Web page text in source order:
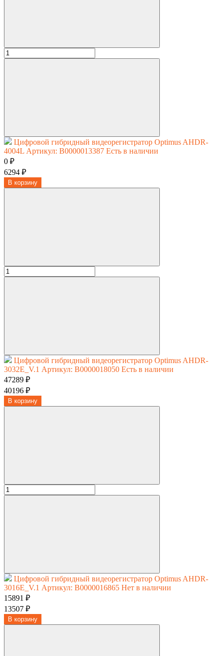
Цифровой гибридный видеорегистратор Optimus AHDR-
4004L Артикул: В0000013387 Есть в наличии
0 ₽
6294 ₽
В корзину
Цифровой гибридный видеорегистратор Optimus AHDR-
3032E_V.1 Артикул: В0000018050 Есть в наличии
47289 ₽
40196 ₽
В корзину
Цифровой гибридный видеорегистратор Optimus AHDR-
3016E_V.1 Артикул: В0000016865 Нет в наличии
15891 ₽
13507 ₽
В корзину